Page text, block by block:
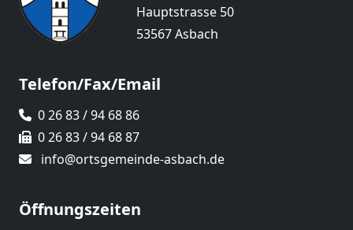
Hauptstrasse 50
53567 Asbach
Telefon/Fax/Email
0 26 83 / 94 68 86
0 26 83 / 94 68 87
info@ortsgemeinde-asbach.de
Öffnungszeiten